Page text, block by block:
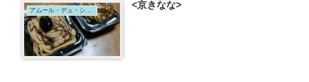
<京きなな>